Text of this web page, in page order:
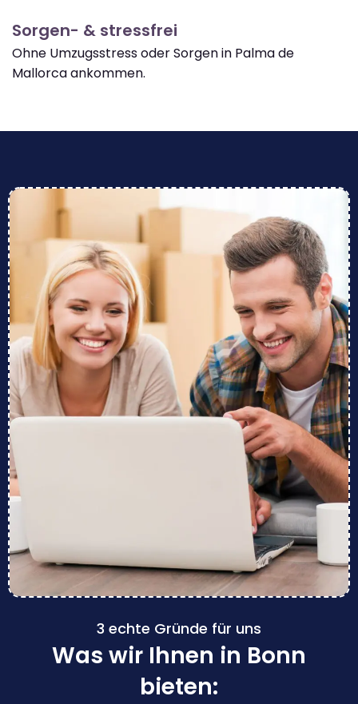
Sorgen- & stressfrei
Ohne Umzugsstress oder Sorgen in Palma de
Mallorca ankommen.
3 echte Gründe für uns
Was wir Ihnen in Bonn
bieten: